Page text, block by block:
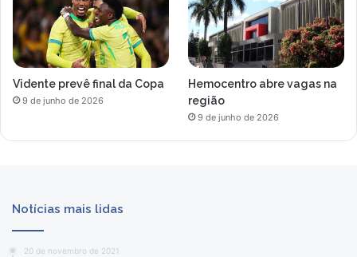
Vidente prevê final da Copa
9 de junho de 2026
Hemocentro abre vagas na
região
9 de junho de 2026
Notícias mais lidas
20 de novembro de 2021